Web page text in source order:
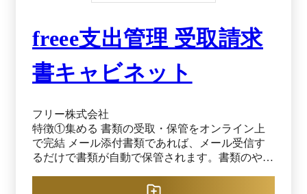
freee支出管理 受取請求
書キャビネット
フリー株式会社
特徴①集める 書類の受取・保管をオンライン上
で完結 メール添付書類であれば、メール受信す
るだけで書類が自動で保管されます。書類のやり
移動などの手間はかかりません。 メール以外に